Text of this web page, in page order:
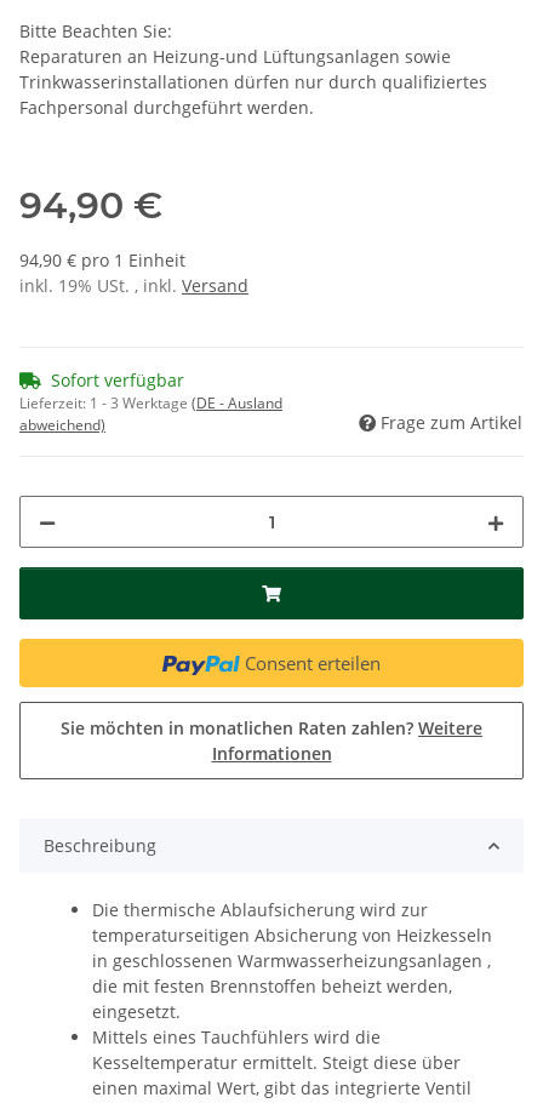
Bitte Beachten Sie:
Reparaturen an Heizung-und Lüftungsanlagen sowie
Trinkwasserinstallationen dürfen nur durch qualifiziertes
Fachpersonal durchgeführt werden.
94,90 €
94,90 € pro 1 Einheit
inkl. 19% USt. , inkl. Versand
Sofort verfügbar
Lieferzeit: 1 - 3 Werktage (DE - Ausland
abweichend)
Frage zum Artikel
Consent erteilen
Sie möchten in monatlichen Raten zahlen? Weitere
Informationen
Beschreibung
Die thermische Ablaufsicherung wird zur
temperaturseitigen Absicherung von Heizkesseln
in geschlossenen Warmwasserheizungsanlagen ,
die mit festen Brennstoffen beheizt werden,
eingesetzt.
Mittels eines Tauchfühlers wird die
Kesseltemperatur ermittelt. Steigt diese über
einen maximal Wert, gibt das integrierte Ventil